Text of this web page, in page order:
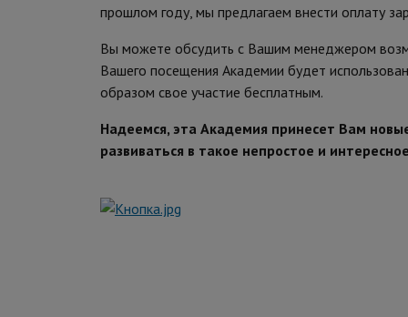
прошлом году, мы предлагаем внести оплату
Вы можете обсудить с Вашим менеджером
Вашего посещения Академии будет
образом свое участие бесплатным.
Надеемся, эта Академия принесет Вам
развиваться в такое непростое и